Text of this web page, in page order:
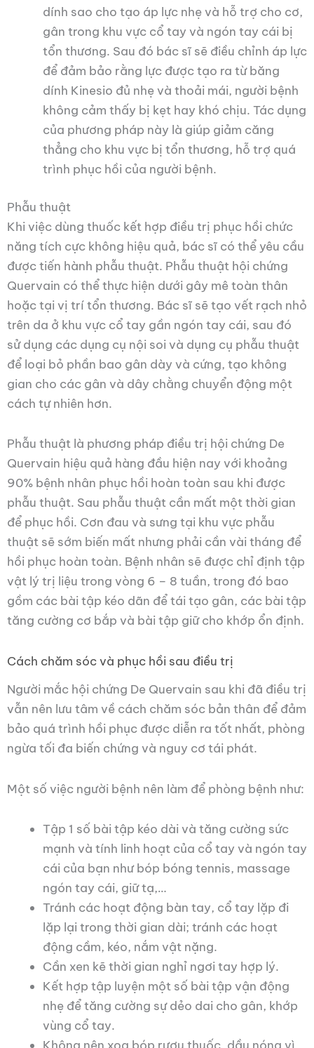
dính sao cho tạo áp lực nhẹ và hỗ trợ cho cơ,
gân trong khu vực cổ tay và ngón tay cái bị
tổn thương. Sau đó bác sĩ sẽ điều chỉnh áp lực
để đảm bảo rằng lực được tạo ra từ băng
dính Kinesio đủ nhẹ và thoải mái, người bệnh
không cảm thấy bị kẹt hay khó chịu. Tác dụng
của phương pháp này là giúp giảm căng
thẳng cho khu vực bị tổn thương, hỗ trợ quá
trình phục hồi của người bệnh.
Phẫu thuật
Khi việc dùng thuốc kết hợp điều trị phục hồi chức
năng tích cực không hiệu quả, bác sĩ có thể yêu cầu
được tiến hành phẫu thuật. Phẫu thuật hội chứng
Quervain có thể thực hiện dưới gây mê toàn thân
hoặc tại vị trí tổn thương. Bác sĩ sẽ tạo vết rạch nhỏ
trên da ở khu vực cổ tay gần ngón tay cái, sau đó
sử dụng các dụng cụ nội soi và dụng cụ phẫu thuật
để loại bỏ phần bao gân dày và cứng, tạo không
gian cho các gân và dây chằng chuyển động một
cách tự nhiên hơn.
Phẫu thuật là phương pháp điều trị hội chứng De
Quervain hiệu quả hàng đầu hiện nay với khoảng
90% bệnh nhân phục hồi hoàn toàn sau khi được
phẫu thuật. Sau phẫu thuật cần mất một thời gian
để phục hồi. Cơn đau và sưng tại khu vực phẫu
thuật sẽ sớm biến mất nhưng phải cần vài tháng để
hồi phục hoàn toàn. Bệnh nhân sẽ được chỉ định tập
vật lý trị liệu trong vòng 6 – 8 tuần, trong đó bao
gồm các bài tập kéo dãn để tái tạo gân, các bài tập
tăng cường cơ bắp và bài tập giữ cho khớp ổn định.
Cách chăm sóc và phục hồi sau điều trị
Người mắc hội chứng De Quervain sau khi đã điều trị
vẫn nên lưu tâm về cách chăm sóc bản thân để đảm
bảo quá trình hồi phục được diễn ra tốt nhất, phòng
ngừa tối đa biến chứng và nguy cơ tái phát.
Một số việc người bệnh nên làm để phòng bệnh như:
Tập 1 số bài tập kéo dài và tăng cường sức
mạnh và tính linh hoạt của cổ tay và ngón tay
cái của bạn như bóp bóng tennis, massage
ngón tay cái, giữ tạ,…
Tránh các hoạt động bàn tay, cổ tay lặp đi
lặp lại trong thời gian dài; tránh các hoạt
động cầm, kéo, nắm vật nặng.
Cần xen kẽ thời gian nghỉ ngơi tay hợp lý.
Kết hợp tập luyện một số bài tập vận động
nhẹ để tăng cường sự dẻo dai cho gân, khớp
vùng cổ tay.